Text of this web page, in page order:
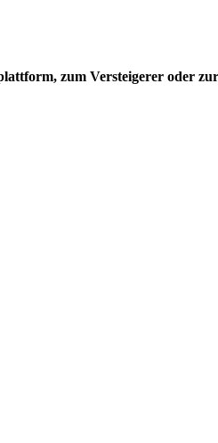
zum Versteigerer oder